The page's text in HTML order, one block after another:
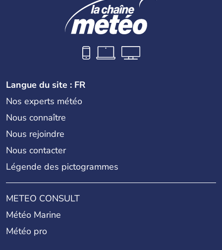
Langue du site : FR
Nos experts météo
Nous connaître
Nous rejoindre
Nous contacter
Légende des pictogrammes
METEO CONSULT
Météo Marine
Météo pro